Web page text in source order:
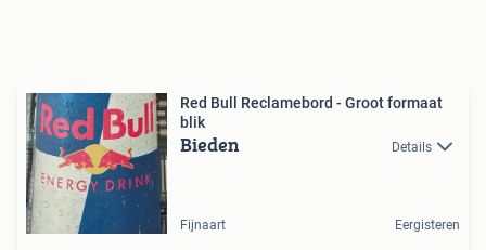
Red Bull Reclamebord - Groot formaat
blik
Bieden Details
Fijnaart Eergisteren